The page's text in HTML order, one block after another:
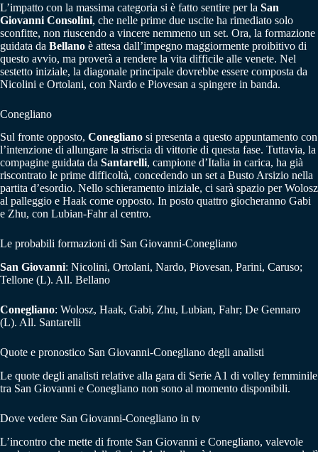
L’impatto con la massima categoria si è fatto sentire per la San
Giovanni Consolini, che nelle prime due uscite ha rimediato solo
sconfitte, non riuscendo a vincere nemmeno un set. Ora, la formazione
guidata da Bellano è attesa dall’impegno maggiormente proibitivo di
questo avvio, ma proverà a rendere la vita difficile alle venete. Nel
sestetto iniziale, la diagonale principale dovrebbe essere composta da
Nicolini e Ortolani, con Nardo e Piovesan a spingere in banda.
Conegliano
Sul fronte opposto, Conegliano si presenta a questo appuntamento con
l’intenzione di allungare la striscia di vittorie di questa fase. Tuttavia, la
compagine guidata da Santarelli, campione d’Italia in carica, ha già
riscontrato le prime difficoltà, concedendo un set a Busto Arsizio nella
partita d’esordio. Nello schieramento iniziale, ci sarà spazio per Wolosz
al palleggio e Haak come opposto. In posto quattro giocheranno Gabi
e Zhu, con Lubian-Fahr al centro.
Le probabili formazioni di San Giovanni-Conegliano
San Giovanni: Nicolini, Ortolani, Nardo, Piovesan, Parini, Caruso;
Tellone (L). All. Bellano
Conegliano: Wolosz, Haak, Gabi, Zhu, Lubian, Fahr; De Gennaro
(L). All. Santarelli
Quote e pronostico San Giovanni-Conegliano degli analisti
Le quote degli analisti relative alla gara di Serie A1 di volley femminile
tra San Giovanni e Conegliano non sono al momento disponibili.
Dove vedere San Giovanni-Conegliano in tv
L’incontro che mette di fronte San Giovanni e Conegliano, valevole